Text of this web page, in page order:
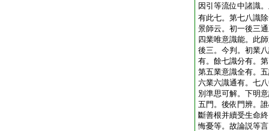
因引等流位中諸識
有此七。第七八識
景師云。初一後三
四業唯意識能。此
後三。今判。初業
有。餘七識分有。
第五業意識全有。
六業六識通有。七
別準思可解。下明
五門。後依門辨。
斷善根并續受生命
悔憂等。故論説等